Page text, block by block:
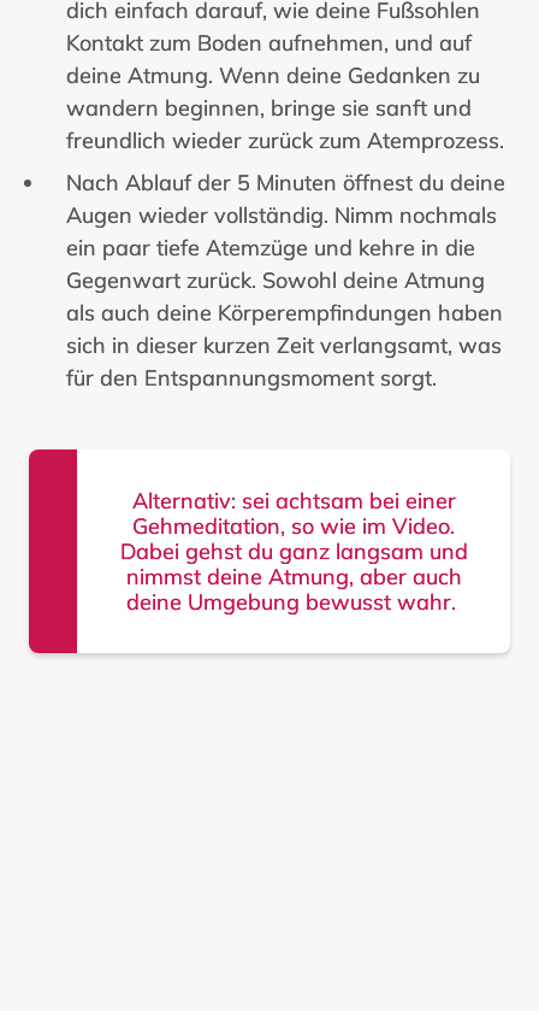
dich einfach darauf, wie deine Fußsohlen
Kontakt zum Boden aufnehmen, und auf
deine Atmung. Wenn deine Gedanken zu
wandern beginnen, bringe sie sanft und
freundlich wieder zurück zum Atemprozess.
Nach Ablauf der 5 Minuten öffnest du deine
Augen wieder vollständig. Nimm nochmals
ein paar tiefe Atemzüge und kehre in die
Gegenwart zurück. Sowohl deine Atmung
als auch deine Körperempfindungen haben
sich in dieser kurzen Zeit verlangsamt, was
für den Entspannungsmoment sorgt.
Alternativ: sei achtsam bei einer
Gehmeditation, so wie im Video.
Dabei gehst du ganz langsam und
nimmst deine Atmung, aber auch
deine Umgebung bewusst wahr.